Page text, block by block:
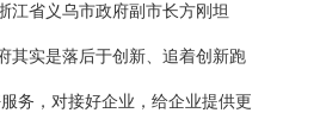
省义乌市政府副市长方刚坦
其实是落后于创新、追着创新跑
务，对接好企业，给企业提供更